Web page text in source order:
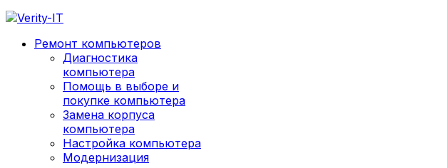
Ремонт компьютеров
Диагностика
компьютера
Помощь в выборе и
покупке компьютера
Замена корпуса
компьютера
Настройка компьютера
Модернизация